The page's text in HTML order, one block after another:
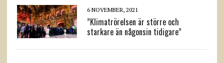
6 NOVEMBER, 2021
”Klimatrörelsen är större och
starkare än någonsin tidigare”